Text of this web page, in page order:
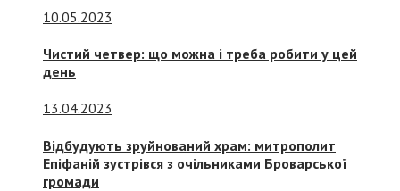
10.05.2023
Чистий четвер: що можна і треба робити у цей
день
13.04.2023
Відбудують зруйнований храм: митрополит
Епіфаній зустрівся з очільниками Броварської
громади